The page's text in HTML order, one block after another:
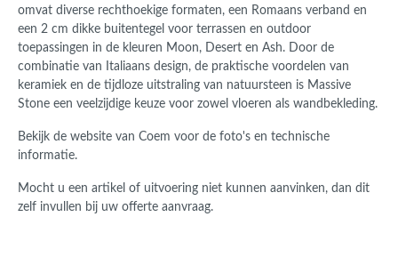
omvat diverse rechthoekige formaten, een Romaans verband en
een 2 cm dikke buitentegel voor terrassen en outdoor
toepassingen in de kleuren Moon, Desert en Ash. Door de
combinatie van Italiaans design, de praktische voordelen van
keramiek en de tijdloze uitstraling van natuursteen is Massive
Stone een veelzijdige keuze voor zowel vloeren als wandbekleding.
Bekijk de website van Coem voor de foto's en technische
informatie.
Mocht u een artikel of uitvoering niet kunnen aanvinken, dan dit
zelf invullen bij uw offerte aanvraag.